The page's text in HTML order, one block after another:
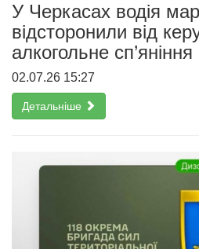
У Черкасах водія
відсторонили від
алкогольне сп’яніння
02.07.26 15:27
Детальніше